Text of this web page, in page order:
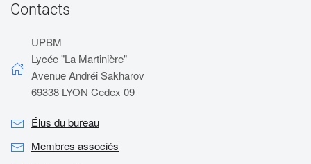
Contacts
UPBM
Lycée "La Martinière"
Avenue Andréi Sakharov
69338 LYON Cedex 09
Élus du bureau
Membres associés